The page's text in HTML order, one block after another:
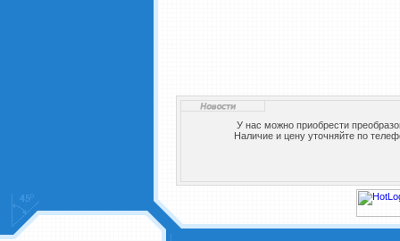
У нас можно приобрести
Наличие и цену уточняйте по